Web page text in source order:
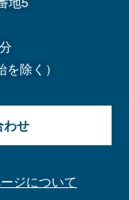
除く）
わせ
ジについて